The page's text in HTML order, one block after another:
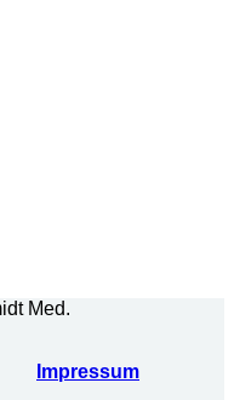
Med.
Impressum